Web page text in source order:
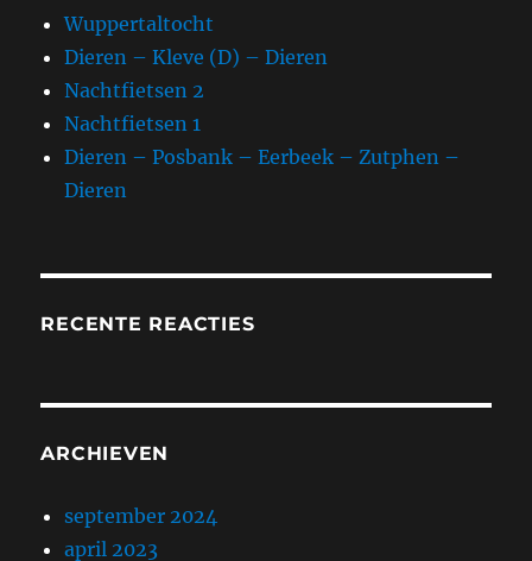
Wuppertaltocht
Dieren – Kleve (D) – Dieren
Nachtfietsen 2
Nachtfietsen 1
Dieren – Posbank – Eerbeek – Zutphen –
Dieren
RECENTE REACTIES
ARCHIEVEN
september 2024
april 2023